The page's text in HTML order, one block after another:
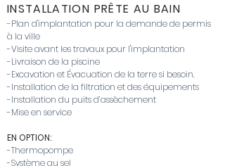
INSTALLATION PRÊTE AU BAIN
-Plan d'implantation pour la demande de permis
à la ville
-Visite avant les travaux pour l'implantation
-Livraison de la piscine
-Excavation et Évacuation de la terre si besoin.
-Installation de la filtration et des équipements
-Installation du puits d’assèchement
-Mise en service
EN OPTION:
-Thermopompe
-Système au sel